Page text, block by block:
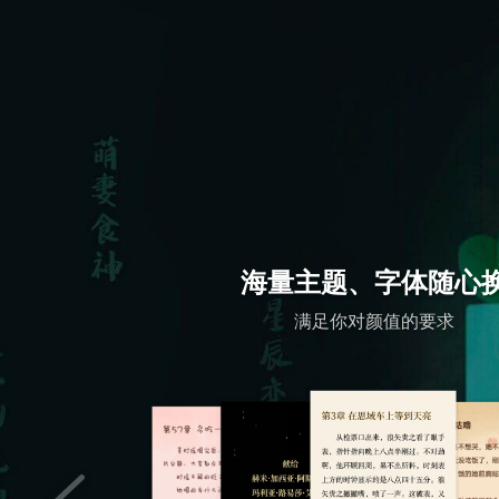
海量主题、字体随心
满足你对颜值的要求